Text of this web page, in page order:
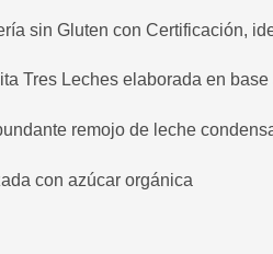
sin Gluten con Certificación,
Tres Leches elaborada en
remojo de leche
con azúcar orgánica